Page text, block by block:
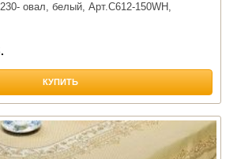
овал, белый, Арт.С612-150WH,
КУПИТЬ